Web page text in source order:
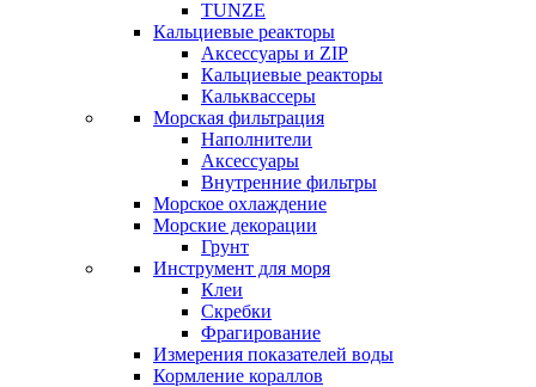
TUNZE
Кальциевые реакторы
Аксессуары и ZIP
Кальциевые реакторы
Кальквассеры
Морская фильтрация
Наполнители
Аксессуары
Внутренние фильтры
Морское охлаждение
Морские декорации
Грунт
Инструмент для моря
Клеи
Скребки
Фрагирование
Измерения показателей воды
Кормление кораллов